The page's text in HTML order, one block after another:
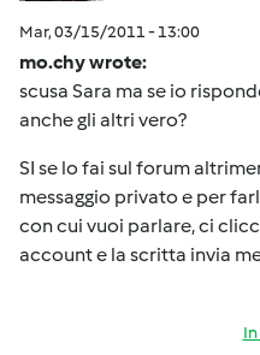
Mar, 03/15/2011 - 13:00
mo.chy wrote:
scusa Sara ma se io
anche gli altri vero?
SI se lo fai sul forum
messaggio privato e per
con cui vuoi parlare, ci
account e la scritta invia